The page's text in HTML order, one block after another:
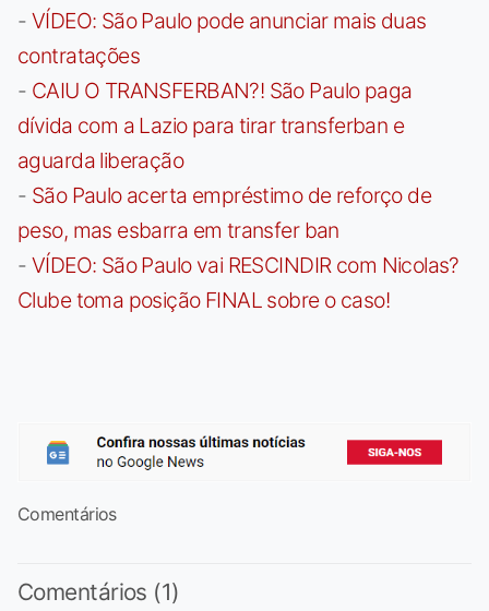
- VÍDEO: São Paulo pode anunciar mais duas
contratações
- CAIU O TRANSFERBAN?! São Paulo paga
dívida com a Lazio para tirar transferban e
aguarda liberação
- São Paulo acerta empréstimo de reforço de
peso, mas esbarra em transfer ban
- VÍDEO: São Paulo vai RESCINDIR com Nicolas?
Clube toma posição FINAL sobre o caso!
Comentários
Comentários (1)